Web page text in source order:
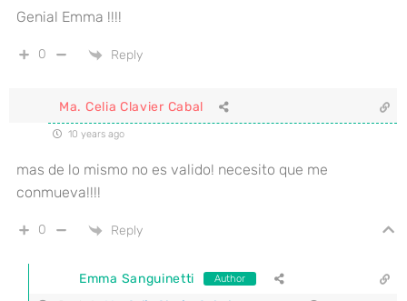
Genial Emma !!!!
0 Reply
Ma. Celia Clavier Cabal
10 years ago
mas de lo mismo no es valido! necesito que me
conmueva!!!!
0 Reply
Emma Sanguinetti Author